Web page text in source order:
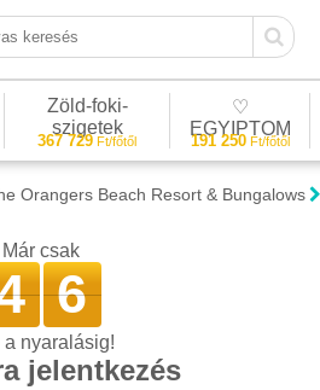
Zöld-foki-
szigetek
367 729 Ft/főtől
♡
EGYIPTOM
191 250Ft/főtől
Orangers Beach Resort & Bungalows
Már csak
6
a nyaralásig!
jelentkezés